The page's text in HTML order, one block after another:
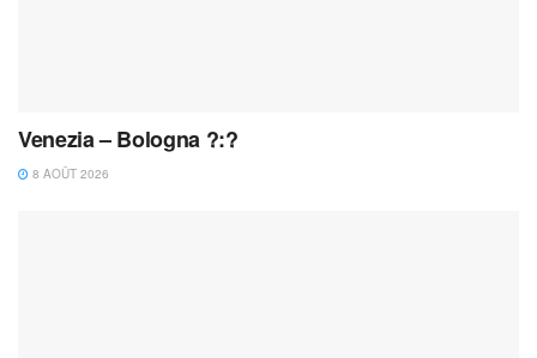
Venezia – Bologna ?:?
8 AOÛT 2026